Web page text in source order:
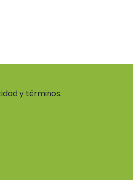
y términos.